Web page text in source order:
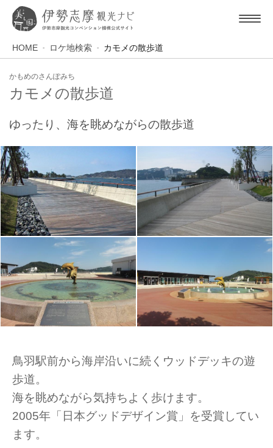
HOME ロケ地検索 カモメの散歩道
かもめのさんぽみち
カモメの散歩道
ゆったり、海を眺めながらの散歩道
鳥羽駅前から海岸沿いに続くウッドデッキの遊
歩道。
海を眺めながら気持ちよく歩けます。
2005年「日本グッドデザイン賞」を受賞してい
ます。